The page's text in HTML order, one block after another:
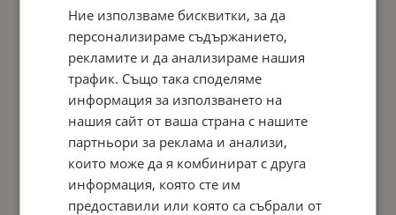
Ние използваме бисквитки, за да
персонализираме съдържанието,
рекламите и да анализираме нашия
трафик. Също така споделяме
информация за използването на
нашия сайт от ваша страна с нашите
партньори за реклама и анализи,
които може да я комбинират с друга
информация, която сте им
предоставили или която са събрали от